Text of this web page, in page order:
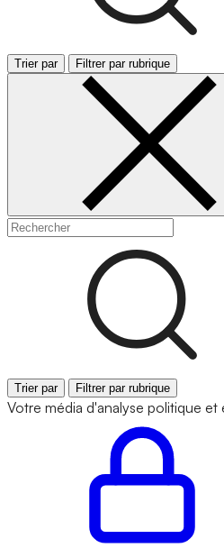
Trier par Filtrer par rubrique
Trier par Filtrer par rubrique
Votre média d'analyse politique